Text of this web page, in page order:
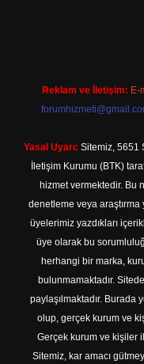
Reklam ve İletişim: E-
Yasal Uyarı: Sitemiz, 5651
İletişim Kurumu (BTK)
hizmet vermektedir. Bu
denetleme veya
üyelerimiz yazdıkları
üye olarak bu
herhangi bir marka,
bulunmamaktadır.
paylaşılmaktadır. Burada
olup, gerçek kurum ve
Gerçek kurum ve kişiler
Sitemiz, kar amacı